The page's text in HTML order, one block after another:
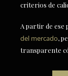
criterios de
A partir de ese
del mercado,
transparente